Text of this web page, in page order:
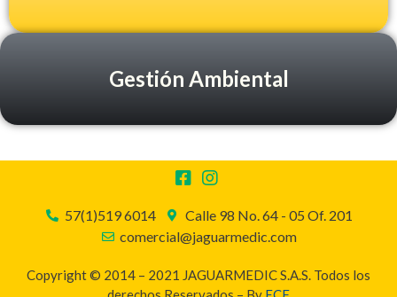
Gestión Ambiental
57(1)519 6014
Calle 98 No. 64 - 05 Of. 201
comercial@jaguarmedic.com
Copyright © 2014 – 2021 JAGUARMEDIC S.A.S. Todos los